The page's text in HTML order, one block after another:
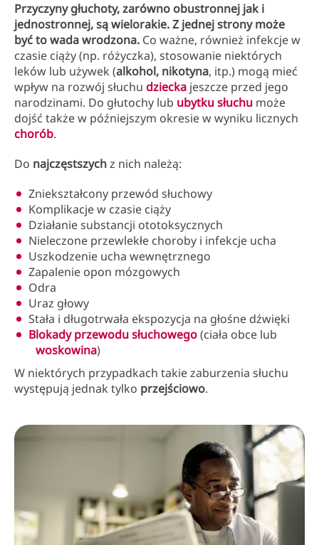
Przyczyny głuchoty, zarówno obustronnej jak i
jednostronnej, są wielorakie. Z jednej strony może
być to wada wrodzona. Co ważne, również infekcje w
czasie ciąży (np. różyczka), stosowanie niektórych
leków lub używek (alkohol, nikotyna, itp.) mogą mieć
wpływ na rozwój słuchu dziecka jeszcze przed jego
narodzinami. Do głutochy lub ubytku słuchu może
dojść także w późniejszym okresie w wyniku licznych
chorób.
Do najczęstszychz nich należą:
Zniekształcony przewód słuchowy
Komplikacje w czasie ciąży
Działanie substancji ototoksycznych
Nieleczone przewlekłe choroby i infekcje ucha
Uszkodzenie ucha wewnętrznego
Zapalenie opon mózgowych
Odra
Uraz głowy
Stała i długotrwała ekspozycja na głośne dźwięki
Blokady przewodu słuchowego(ciała obce lub
woskowina)
W niektórych przypadkach takie zaburzenia słuchu
występują jednak tylko przejściowo.